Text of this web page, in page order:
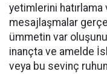
yetimlerini hatırlama
mesajlaşmalar
ümmetin var
inançta ve amelde
veya bu sevinç